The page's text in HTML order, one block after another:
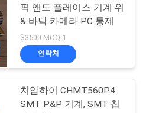
물건과
픽 앤드 플레이스 기계 위
& 바닥 카메라 PC 통제
$3500 MOQ:1
연락처
치암하이 CHMT560P4
SMT P&P 기계, SMT 칩